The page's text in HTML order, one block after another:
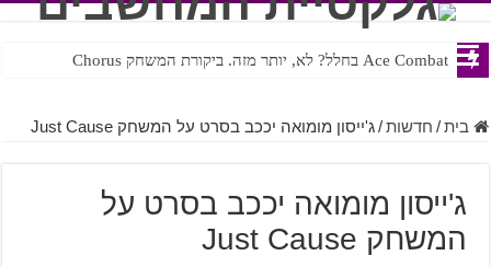
Ace Combat בחלל? לא, יותר מזה. ביקורת המשחק Chorus
Steven Universe והשירים שתורגמו בצורה נוראית לעברית
בית / חדשות / ג'ייסון מומואה יככב בסרט על המשחק Just Cause
ג'ייסון מומואה יככב בסרט על
המשחק Just Cause